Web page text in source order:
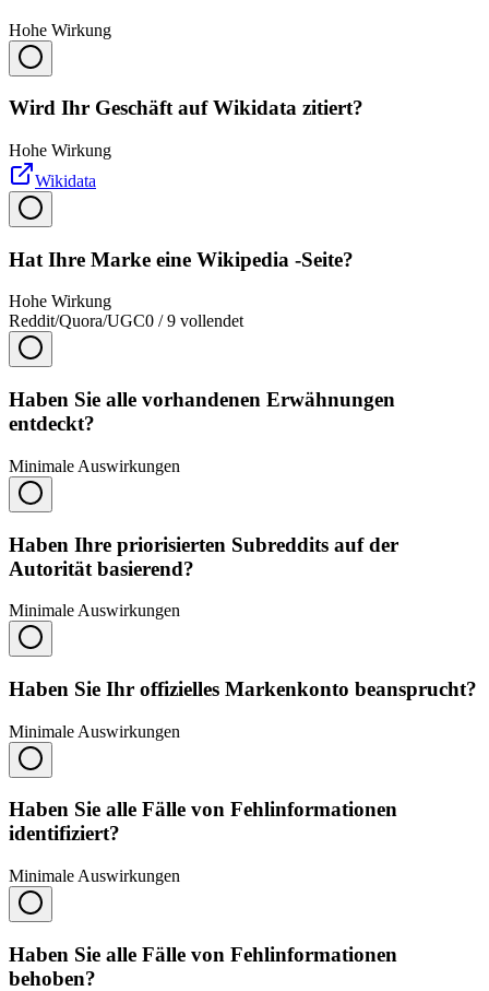
Hohe Wirkung
Wird Ihr Geschäft auf Wikidata zitiert?
Hohe Wirkung
Wikidata
Hat Ihre Marke eine Wikipedia -Seite?
Hohe Wirkung
Reddit/Quora/UGC0 / 9 vollendet
Haben Sie alle vorhandenen Erwähnungen
entdeckt?
Minimale Auswirkungen
Haben Ihre priorisierten Subreddits auf der
Autorität basierend?
Minimale Auswirkungen
Haben Sie Ihr offizielles Markenkonto beansprucht?
Minimale Auswirkungen
Haben Sie alle Fälle von Fehlinformationen
identifiziert?
Minimale Auswirkungen
Haben Sie alle Fälle von Fehlinformationen
behoben?